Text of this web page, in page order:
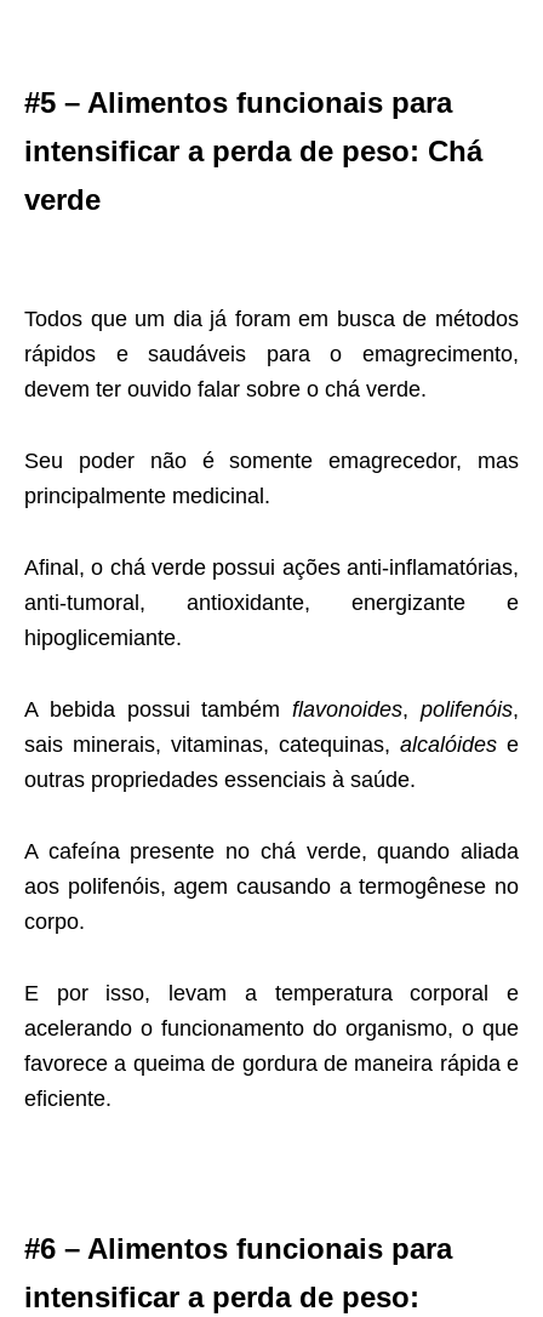
#5 – Alimentos funcionais para
intensificar a perda de peso: Chá
verde
Todos que um dia já foram em busca de métodos
rápidos e saudáveis para o emagrecimento,
devem ter ouvido falar sobre o chá verde.
Seu poder não é somente emagrecedor, mas
principalmente medicinal.
Afinal, o chá verde possui ações anti-inflamatórias,
anti-tumoral, antioxidante, energizante e
hipoglicemiante.
A bebida possui tambémflavonoides,polifenóis,
sais minerais, vitaminas, catequinas, alcalóides e
outras propriedades essenciais à saúde.
A cafeína presente no chá verde, quando aliada
aos polifenóis, agem causando a termogênese no
corpo.
E por isso, levam a temperatura corporal e
acelerando o funcionamento do organismo, o que
favorece a queima de gordura de maneira rápida e
eficiente.
#6 – Alimentos funcionais para
intensificar a perda de peso: